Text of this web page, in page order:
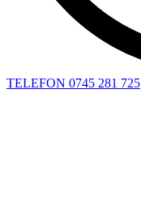
TELEFON 0745 281 725